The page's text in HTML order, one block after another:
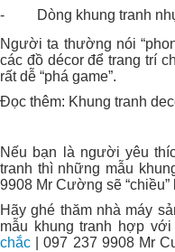
-
Dòng khung tranh
Người ta thường nói
các đồ décor để trang trí
rất dễ “phá game”.
Đọc thêm: Khung tranh
Nếu bạn là người yêu
tranh thì những mẫu
9908 Mr Cường sẽ
Hãy ghé thăm nhà máy
mẫu khung tranh hợp
chắc | 097 237 9908 Mr